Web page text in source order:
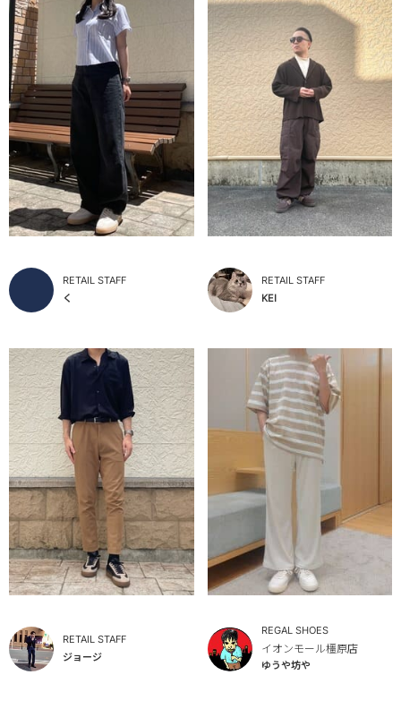
RETAIL STAFF
く
RETAIL STAFF
KEI
RETAIL STAFF
ジョージ
REGAL SHOES
イオンモール橿原店
ゆうや坊や